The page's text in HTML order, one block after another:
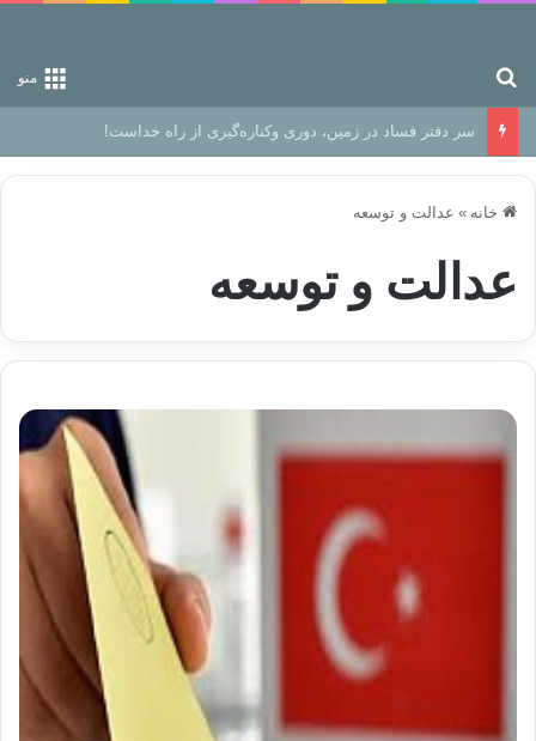
منو
سر دفتر فساد در زمین‌، دوری وکناره‌گیری از راه خداست‌!
خانه » عدالت و توسعه
عدالت و توسعه